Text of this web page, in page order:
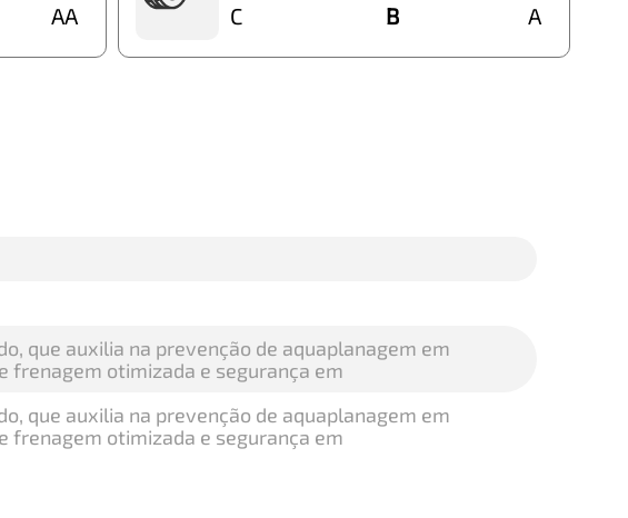
AA B
C B A
que auxilia na prevenção de aquaplanagem em
frenagem otimizada e segurança em
que auxilia na prevenção de aquaplanagem em
frenagem otimizada e segurança em